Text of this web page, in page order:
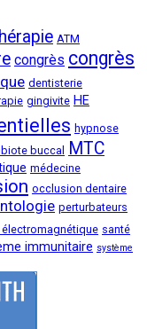
ATM
congrès congrès
dentisterie
gingivite HE
hypnose
buccal MTC
médecine
occlusion dentaire
perturbateurs
santé
immunitaire système